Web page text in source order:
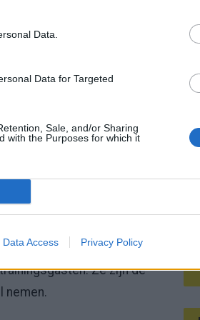
Data.
Data for Targeted
Sale, and/or Sharing
with the Purposes for which it
Data Access Privacy Policy
open
Normaal gesproken
rol nu iets tastbaarder,
Ze zijn de
nemen.